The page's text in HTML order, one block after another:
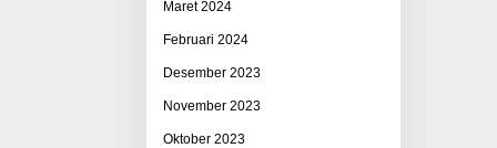
Maret 2024
Februari 2024
Desember 2023
November 2023
Oktober 2023